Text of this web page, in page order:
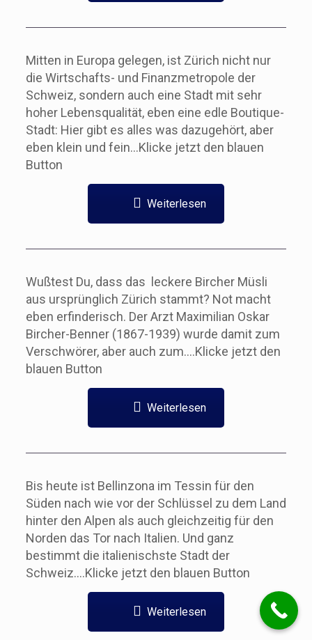
Mitten in Europa gelegen, ist Zürich nicht nur
die Wirtschafts- und Finanzmetropole der
Schweiz, sondern auch eine Stadt mit sehr
hoher Lebensqualität, eben eine edle Boutique-
Stadt: Hier gibt es alles was dazugehört, aber
eben klein und fein…Klicke jetzt den blauen
Button
Weiterlesen
Wußtest Du, dass das leckere Bircher Müsli
aus ursprünglich Zürich stammt? Not macht
eben erfinderisch. Der Arzt Maximilian Oskar
Bircher-Benner (1867-1939) wurde damit zum
Verschwörer, aber auch zum….Klicke jetzt den
blauen Button
Weiterlesen
Bis heute ist Bellinzona im Tessin für den
Süden nach wie vor der Schlüssel zu dem Land
hinter den Alpen als auch gleichzeitig für den
Norden das Tor nach Italien. Und ganz
bestimmt die italienischste Stadt der
Schweiz….Klicke jetzt den blauen Button
Weiterlesen